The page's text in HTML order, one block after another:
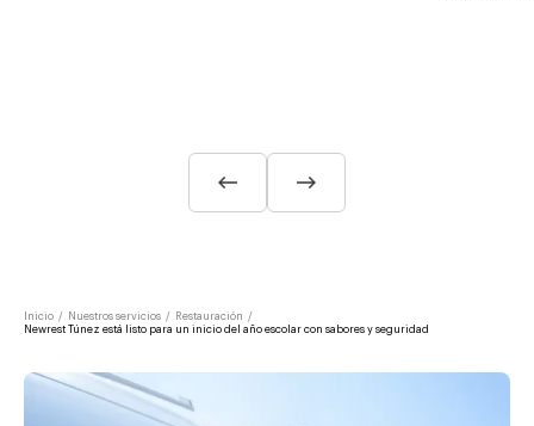
Inicio / Nuestros servicios / Restauración
/
Newrest Túnez está listo para un inicio del año escolar con sabores y seguridad